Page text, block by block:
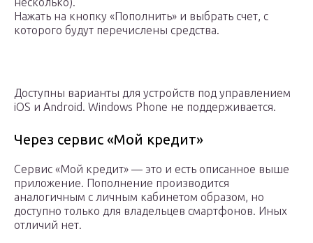
Нажать на кнопку «Пополнить» и выбрать счет, с
которого будут перечислены средства.
Доступны варианты для устройств под управлением
iOS и Android. Windows Phone не поддерживается.
Через сервис «Мой кредит»
Сервис «Мой кредит» — это и есть описанное выше
приложение. Пополнение производится
аналогичным с личным кабинетом образом, но
доступно только для владельцев смартфонов. Иных
отличий нет.